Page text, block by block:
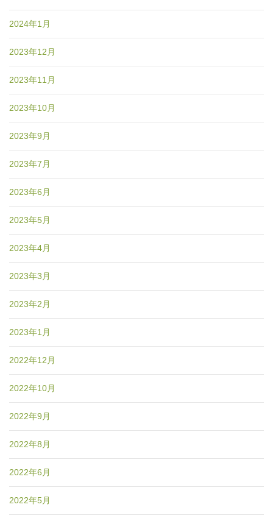
2024年1月
2023年12月
2023年11月
2023年10月
2023年9月
2023年7月
2023年6月
2023年5月
2023年4月
2023年3月
2023年2月
2023年1月
2022年12月
2022年10月
2022年9月
2022年8月
2022年6月
2022年5月